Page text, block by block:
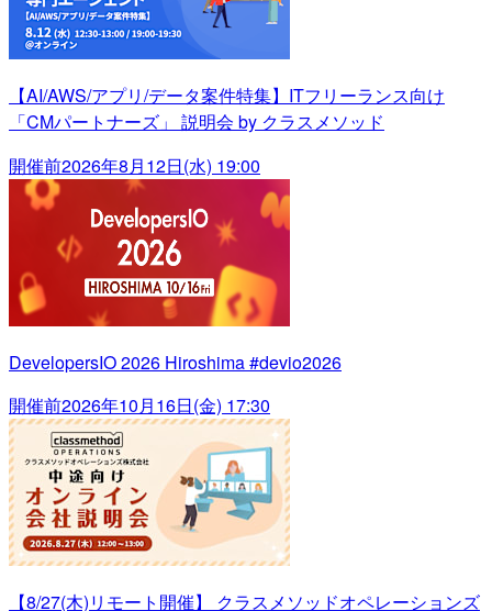
【AI/AWS/アプリ/データ案件特集】ITフリーランス向け
「CMパートナーズ」 説明会 by クラスメソッド
開催前2026年8月12日(水) 19:00
DevelopersIO 2026 Hiroshima #devio2026
開催前2026年10月16日(金) 17:30
【8/27(木)リモート開催】 クラスメソッドオペレーションズ